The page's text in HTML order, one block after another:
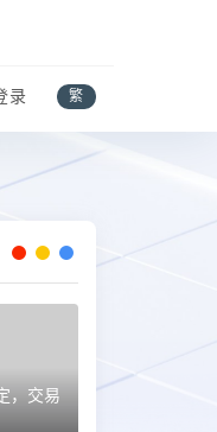
录 繁
，交易